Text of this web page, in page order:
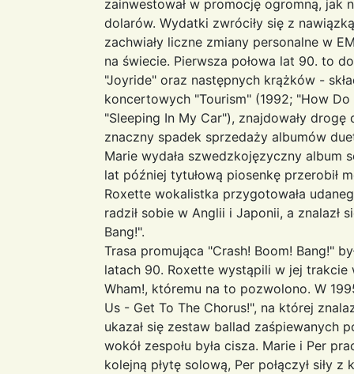
zainwestował w promocję ogromną, jak
dolarów. Wydatki zwróciły się z
zachwiały liczne zmiany personalne w
na świecie. Pierwsza połowa lat 90. to
"Joyride" oraz następnych krążków -
koncertowych "Tourism" (1992; "How
"Sleeping In My Car"), znajdowały drogę
znaczny spadek sprzedaży albumów
Marie wydała szwedzkojęzyczny album
lat później tytułową piosenkę przerobił
Roxette wokalistka przygotowała
radził sobie w Anglii i Japonii, a znalazł
Bang!".
Trasa promująca "Crash! Boom! Bang!"
latach 90. Roxette wystąpili w jej
Wham!, któremu na to pozwolono. W
Us - Get To The Chorus!", na której
ukazał się zestaw ballad zaśpiewanych
wokół zespołu była cisza. Marie i Per
kolejną płytę solową, Per połączył siły